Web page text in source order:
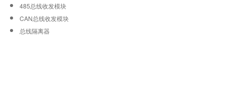
485总线收发模块
CAN总线收发模块
总线隔离器